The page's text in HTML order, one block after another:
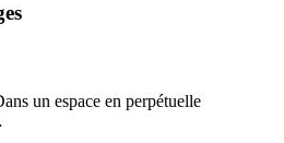
un espace en perpétuelle